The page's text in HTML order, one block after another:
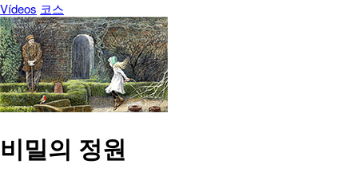
Vídeos 코스
비밀의 정원